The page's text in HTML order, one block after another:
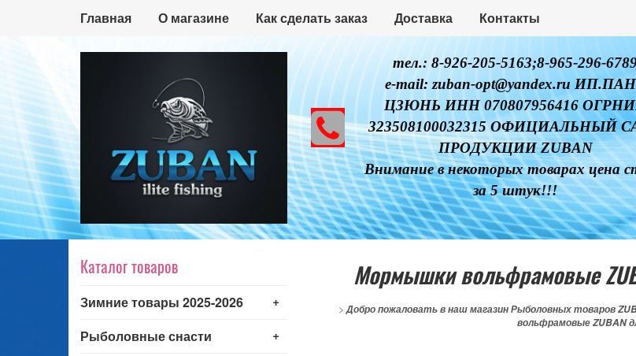
Главная О магазине Как сделать заказ Доставка Контакты
тел.: 8-926-205-5163;8-965-296-
e-mail: zuban-opt@yandex.ru
ЦЗЮНЬ ИНН 070807956416
323508100032315 ОФИЦИАЛЬНЫЙ
ПРОДУКЦИИ ZUBAN
Внимание в некоторых товарах цена
за 5 штук!!!
Каталог товаров
+
Зимние товары 2025-2026
+
Рыболовные снасти
Мормышки вольфрамовые
>Добро пожаловать в наш магазин Рыболовных товаров
вольфрамовые ZUBAN